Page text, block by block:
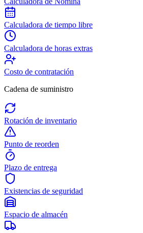
Calculadora de tiempo libre
Calculadora de horas extras
Costo de contratación
Cadena de suministro
Rotación de inventario
Punto de reorden
Plazo de entrega
Existencias de seguridad
Espacio de almacén